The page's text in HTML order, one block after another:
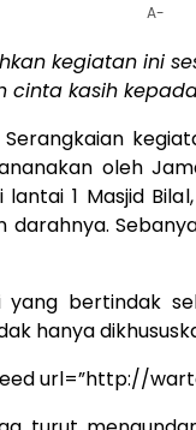
A-
kegiatan ini
cinta kasih
oleh
1 Masjid
darahnya.
yang bertindak
hanya
url=”http://